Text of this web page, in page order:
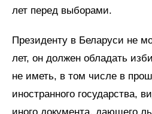
лет перед выборами.
Президенту в Беларуси не
лет, он должен обладать
не иметь, в том числе в
иностранного государства,